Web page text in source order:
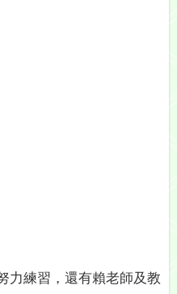
力練習，還有賴老師及教